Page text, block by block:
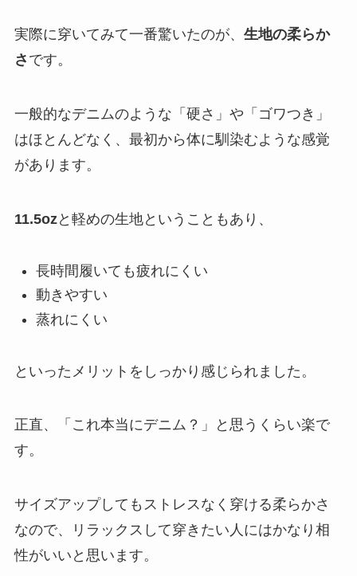
実際に穿いてみて一番驚いたのが、 生地の柔らか
さ です。
一般的なデニムのような「硬さ」や「ゴワつき」
はほとんどなく、最初から体に馴染むような感覚
があります。
11.5ozと軽めの生地ということもあり、
長時間履いても疲れにくい
動きやすい
蒸れにくい
といったメリットをしっかり感じられました。
正直、「これ本当にデニム？」と思うくらい楽で
す。
サイズアップしてもストレスなく穿ける柔らかさ
なので、リラックスして穿きたい人にはかなり相
性がいいと思います。